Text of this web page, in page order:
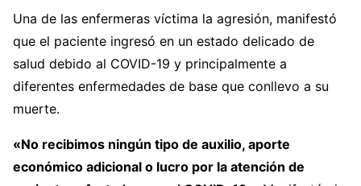
Una de las enfermeras víctima la agresión, manifestó
que el paciente ingresó en un estado delicado de
salud debido al COVID-19 y principalmente a
diferentes enfermedades de base que conllevo a su
muerte.
«No recibimos ningún tipo de auxilio, aporte
económico adicional o lucro por la atención de